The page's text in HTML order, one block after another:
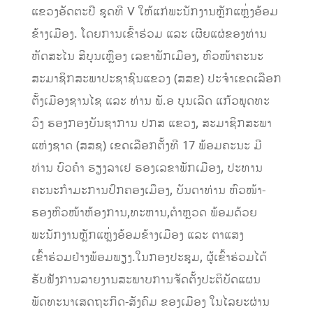
ແຂວງອັດຕະປື ຊຸດທີ V ໃຫ້ແກ່ພະນັກງານຫຼັກແຫຼ່ງອ້ອມ
ຂ້າງເມືອງ. ໂດຍການເຂົ້າຮ່ວມ ແລະ ເຜີຍແຜ່ຂອງ​ທ່ານ​
ຫັດສະໄນ​ ສີບຸນເຫຼືອງ​ ເລຂາພັກເມືອງ,​ ຫົວໜ້າຄະນະ
ສະມາຊິກສະພາປະຊາຊົນແຂວງ​ (ສສຂ) ປະຈໍາເຂດເລືອກ
ຕັ້ງ​ເມືອງຊານໄຊ​ ແລະ​ ທ່ານ​ ພັ.​ອ​ ບຸນເລີດ​ ແກ້ວພຸດທະ
ວົງ ຮອງກອງບັນຊາການ ປກສ​ ແຂວງ, ສະມາຊິກສະພາ
ແຫ່ງຊາດ​ (ສສຊ)​ ເຂດເລືອກຕັ້ງທີ​ 17​ ພ້ອມຄະນະ​ ມີ
ທ່ານ ບົວຄໍາ ຮຽງລາເຢ ຮອງເລຂາພັກ​ເມືອງ, ປະທານ
ຄະນະກໍາມະການປົກຄອງເມືອງ,​ ບັນດາທ່ານ ຫົວໜ້າ-
ຮອງຫົວໜ້າຫ້ອງການ,ທະຫານ,​ຕໍາຫຼວດ ພ້ອມດ້ວຍ
ພະນັກງານຫຼັກແຫຼ່ງອ້ອມຂ້າງເມືອງ​ ແລະ​ ຕາແສງ
ເຂົ້າຮ່ວມຢ່າງພ້ອມພຽງ.ໃນກອງປະຊຸມ, ຜູ້ເຂົ້າຮ່ວມໄດ້
ຮັບຟັງການລາຍງານສະພາບການຈັດຕັ້ງປະຕິບັດແຜນ
ພັດທະນາເສດຖະກິດ-ສັງຄົມ ຂອງເມືອງ ໃນໄລຍະຜ່ານ